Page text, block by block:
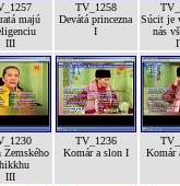
majú
III
TV_1258
Devátá princezna
I
Súcit je
nás
Zemského
III
TV_1236
Komár a slon I
Komár